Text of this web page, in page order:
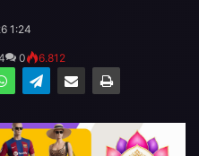
1:24
0 6.812
WhatsAppTelegramCompartir por email Imprimir